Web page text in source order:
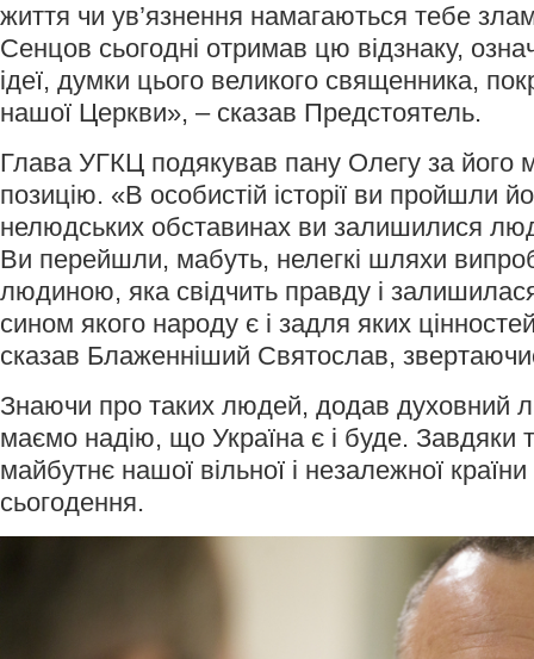
життя чи ув’язнення намагаються тебе
Сенцов сьогодні отримав цю відзнаку,
ідеї, думки цього великого священника,
нашої Церкви», – сказав Предстоятель.
Глава УГКЦ подякував пану Олегу за його
позицію. «В особистій історії ви пройшли
нелюдських обставинах ви залишилися
Ви перейшли, мабуть, нелегкі шляхи
людиною, яка свідчить правду і
сином якого народу є і задля яких
сказав Блаженніший Святослав,
Знаючи про таких людей, додав духовний
маємо надію, що Україна є і буде. Завдяки
майбутнє нашої вільної і незалежної
сьогодення.